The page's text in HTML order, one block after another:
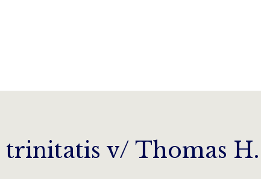
trinitatis v/ Thomas